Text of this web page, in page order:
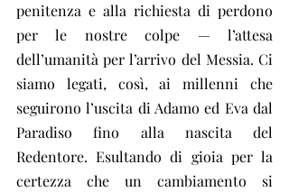
penitenza e alla richiesta di perdono
per le nostre colpe — l’attesa
dell’umanità per l’arrivo del Messia. Ci
siamo legati, così, ai millenni che
seguirono l’uscita di Adamo ed Eva dal
Paradiso fino alla nascita del
Redentore. Esultando di gioia per la
certezza che un cambiamento si